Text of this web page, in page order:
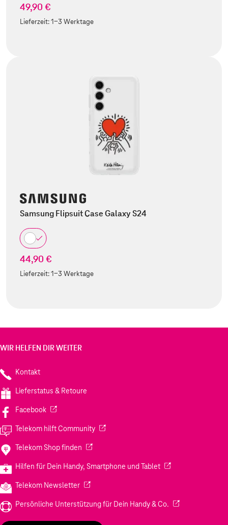
49,90 €
Lieferzeit:1-3 Werktage
Samsung Flipsuit Case Galaxy S24
44,90 €
Lieferzeit:1-3 Werktage
WIR HELFEN DIR WEITER
Kontakt
Lieferstatus & Retoure
Facebook(Wird in einem neuen Tab geöffnet)
Telekom hilft Community(Wird in einem neuen Tab geöffnet)
Telekom Shop finden (Wird in einem neuen Tab geöffnet)
Hilfen für Dein Handy, Smartphone und Tablet(Wird in einem
Telekom Newsletter(Wird in einem neuen Tab geöffnet)
Persönliche Unterstützung für Dein Handy & Co. (Wird in einem